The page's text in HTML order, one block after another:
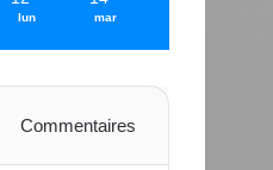
lun mar
Commentaires